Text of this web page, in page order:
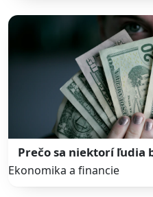
Prečo sa niektorí ľudia
Ekonomika a financie